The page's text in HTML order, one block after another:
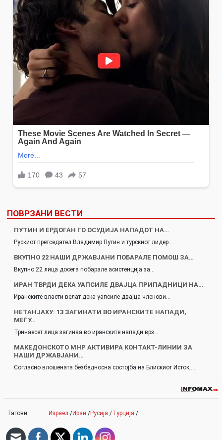
ПОВРЗАНИ ВЕСТИ
ПУТИН И ЕРДОГАН ГО ОСУДИЈА НАПАДОТ НА…
Рускиот претседател Владимир Путин и турскиот лидер…
ВКУПНО 22 НАШИ ДРЖАВЈАНИ ПОБАРАЛЕ ПОМОШ ЗА…
Вкупно 22 лица досега побарале асистенција за…
ИРАН ТВРДИ ДЕКА УАПСИЛЕ ДВАЈЦА ПРИПАДНИЦИ НА…
Иранските власти велат дека уапсиле двајца членови…
НЕТАНЈАХУ: 13 ЗАГИНАТИ ВО ИРАНСКИТЕ НАПАДИ,
МЕЃУ…
Тринаесет лица загинаа во иранските напади врз…
МАКЕДОНСКОТО МНР АКТИВИРА КОНТАКТ-ЛИНИИ ЗА
НАШИ ДРЖАВЈАНИ…
Согласно влошената безбедносна состојба на Блискиот Исток,…
Тагови: Израел /Иран /Русија /Турција /